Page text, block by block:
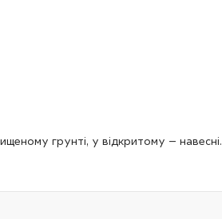
грунті, у відкритому – навесні.